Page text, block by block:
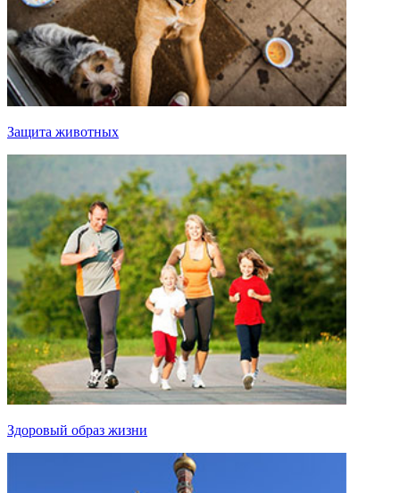
Защита животных
Здоровый образ жизни